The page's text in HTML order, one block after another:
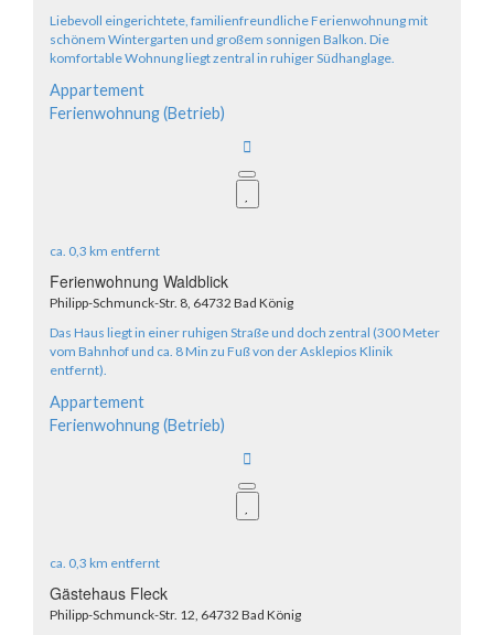
Liebevoll eingerichtete, familienfreundliche Ferienwohnung mit
schönem Wintergarten und großem sonnigen Balkon. Die
komfortable Wohnung liegt zentral in ruhiger Südhanglage.
Appartement
Ferienwohnung (Betrieb)
ca. 0,3 km entfernt
Ferienwohnung Waldblick
Philipp-Schmunck-Str. 8, 64732 Bad König
Das Haus liegt in einer ruhigen Straße und doch zentral (300 Meter
vom Bahnhof und ca. 8 Min zu Fuß von der Asklepios Klinik
entfernt).
Appartement
Ferienwohnung (Betrieb)
ca. 0,3 km entfernt
Gästehaus Fleck
Philipp-Schmunck-Str. 12, 64732 Bad König